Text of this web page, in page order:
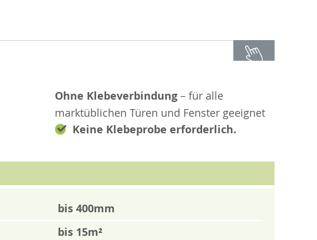
Ohne Klebeverbindung– für alle
marktüblichen Türen und Fenster geeignet
Keine Klebeprobe erforderlich.
bis 400mm
bis 15m²